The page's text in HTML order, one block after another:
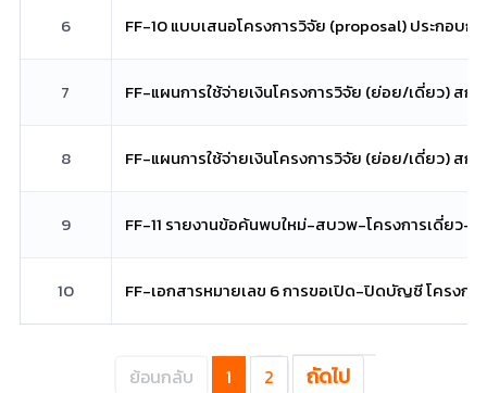
6 FF-10 แบบเสนอโครงการวิจัย (proposal) ประกอบ
7 FF-แผนการใช้จ่ายเงินโครงการวิจัย (ย่อย/เดี่ยว) สก
8 FF-แผนการใช้จ่ายเงินโครงการวิจัย (ย่อย/เดี่ยว) สก
9 FF-11 รายงานข้อค้นพบใหม่-สบวพ-โครงการเดี่ยว-
10 FF-เอกสารหมายเลข 6 การขอเปิด-ปิดบัญชี โครงก
ย้อนกลับ 1 2 ถัดไป